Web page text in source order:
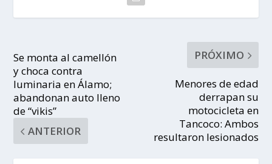
Se monta al camellón
y choca contra
luminaria en Álamo;
abandonan auto lleno
de “vikis”
ANTERIOR
PRÓXIMO
Menores de edad
derrapan su
motocicleta en
Tancoco: Ambos
resultaron lesionados